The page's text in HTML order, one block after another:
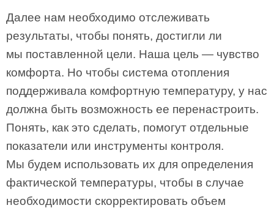
Далее нам необходимо отслеживать
результаты, чтобы понять, достигли ли
мы поставленной цели. Наша цель — чувство
комфорта. Но чтобы система отопления
поддерживала комфортную температуру, у нас
должна быть возможность ее перенастроить.
Понять, как это сделать, помогут отдельные
показатели или инструменты контроля.
Мы будем использовать их для определения
фактической температуры, чтобы в случае
необходимости скорректировать объем